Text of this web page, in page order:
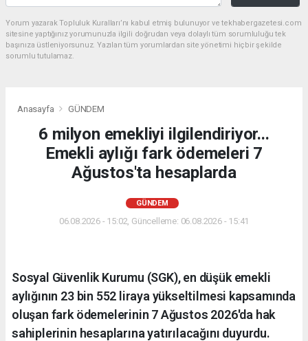
Yorum yazarak Topluluk Kuralları’nı kabul etmiş bulunuyor ve tekhabergazetesi.com
sitesine yaptığınız yorumunuzla ilgili doğrudan veya dolaylı tüm sorumluluğu tek
başınıza üstleniyorsunuz. Yazılan tüm yorumlardan site yönetimi hiçbir şekilde
sorumlu tutulamaz.
Anasayfa GÜNDEM
6 milyon emekliyi ilgilendiriyor...
Emekli aylığı fark ödemeleri 7
Ağustos'ta hesaplarda
GÜNDEM
06.08.2026 - 15:02, Güncelleme: 06.08.2026 - 15:41
Sosyal Güvenlik Kurumu (SGK), en düşük emekli
aylığının 23 bin 552 liraya yükseltilmesi kapsamında
oluşan fark ödemelerinin 7 Ağustos 2026'da hak
sahiplerinin hesaplarına yatırılacağını duyurdu.